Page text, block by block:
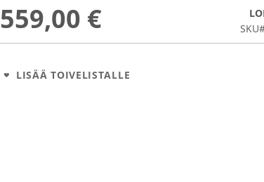
559,00 €
SKU
LISÄÄ TOIVELISTALLE